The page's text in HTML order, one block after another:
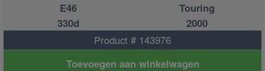
E46
Touring
330d
2000
Product # 143976
Toevoegen aan winkelwagen